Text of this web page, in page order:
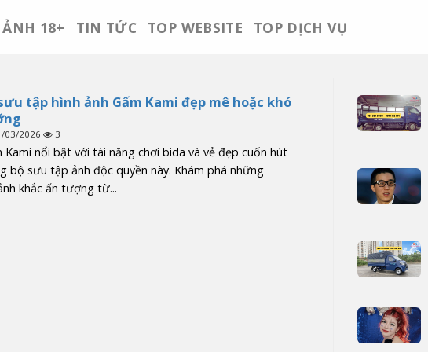
ẢNH 18+ TIN TỨC TOP WEBSITE TOP DỊCH VỤ
tập hình ảnh Gấm Kami đẹp mê hoặc khó
03/2026 3
Kami nổi bật với tài năng chơi bida và vẻ đẹp cuốn hút
bộ sưu tập ảnh độc quyền này. Khám phá những
khắc ấn tượng từ...